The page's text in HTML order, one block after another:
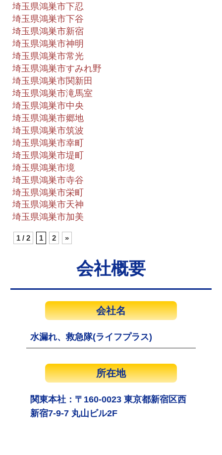
埼玉県鴻巣市下忍
埼玉県鴻巣市下谷
埼玉県鴻巣市新宿
埼玉県鴻巣市神明
埼玉県鴻巣市常光
埼玉県鴻巣市すみれ野
埼玉県鴻巣市関新田
埼玉県鴻巣市滝馬室
埼玉県鴻巣市中央
埼玉県鴻巣市郷地
埼玉県鴻巣市筑波
埼玉県鴻巣市幸町
埼玉県鴻巣市堤町
埼玉県鴻巣市境
埼玉県鴻巣市寺谷
埼玉県鴻巣市栄町
埼玉県鴻巣市天神
埼玉県鴻巣市加美
1 / 2 1 2 »
会社概要
会社名
水漏れ、救急隊(ライフプラス)
所在地
関東本社：〒160-0023 東京都新宿区西
新宿7-9-7 丸山ビル2F